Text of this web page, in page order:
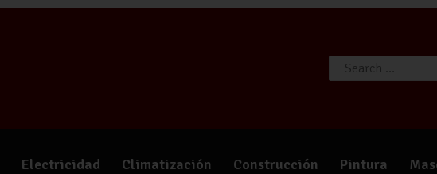
Electricidad Climatización Construcción Pintura
CONTACTO